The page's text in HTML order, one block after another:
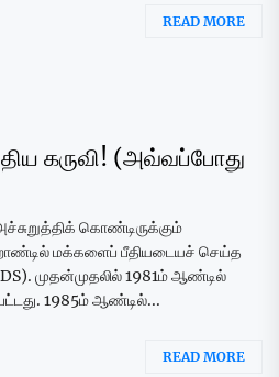
READ MORE
கருவி! (அவ்வப்போது
கொண்டிருக்கும்
மக்களைப் பீதியடையச் செய்த
முதன்முதலில் 1981ம் ஆண்டில்
1985ம் ஆண்டில்...
READ MORE